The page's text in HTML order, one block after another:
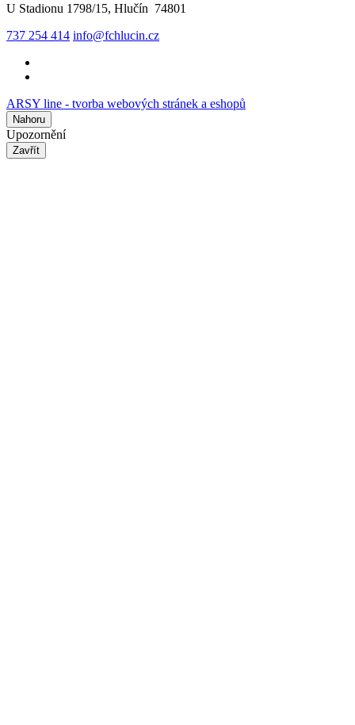
U Stadionu 1798/15, Hlučín 74801
737 254 414 info@fchlucin.cz
ARSY line - tvorba webových stránek a eshopů
Nahoru
Upozornění
Zavřít